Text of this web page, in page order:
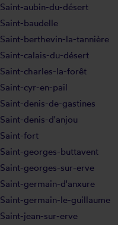
Saint-aubin-du-désert
Saint-baudelle
Saint-berthevin-la-tannière
Saint-calais-du-désert
Saint-charles-la-forêt
Saint-cyr-en-pail
Saint-denis-de-gastines
Saint-denis-d'anjou
Saint-fort
Saint-georges-buttavent
Saint-georges-sur-erve
Saint-germain-d'anxure
Saint-germain-le-guillaume
Saint-jean-sur-erve